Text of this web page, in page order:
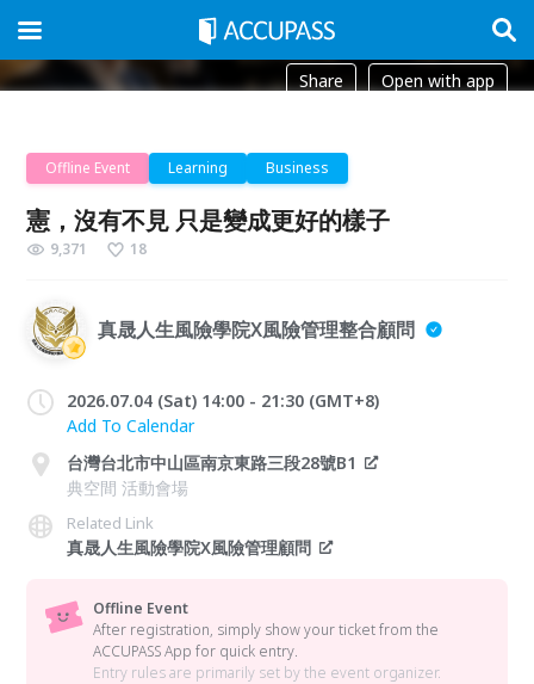
Share Open with app
Offline Event Learning Business
憲，沒有不見 只是變成更好的樣子
9,371 18
真晟人生風險學院X風險管理整合顧問
2026.07.04 (Sat) 14:00 - 21:30 (GMT+8)
Add To Calendar
台灣台北市中山區南京東路三段28號B1
典空間 活動會場
Related Link
真晟人生風險學院X風險管理顧問
Offline Event
After registration, simply show your ticket from the
ACCUPASS App for quick entry.
Entry rules are primarily set by the event organizer.